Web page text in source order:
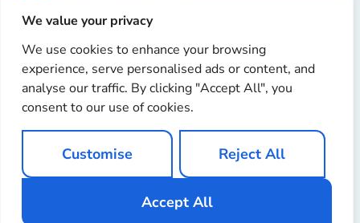
We value your privacy
We use cookies to enhance your browsing
experience, serve personalised ads or content, and
analyse our traffic. By clicking "Accept All", you
consent to our use of cookies.
Customise Reject All
Accept All
info@erren.com
Copyright © 2025 Erren Recondition. Alle rechten
voorbehouden
Ignaz Software